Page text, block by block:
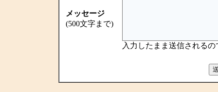
メッセージ
(500文字まで)
入力したまま送信される